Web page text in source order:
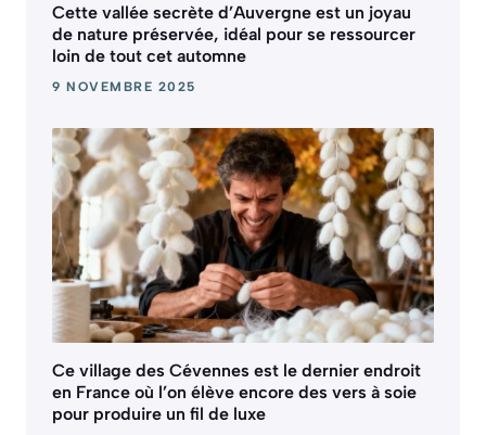
Cette vallée secrète d’Auvergne est un joyau
de nature préservée, idéal pour se ressourcer
loin de tout cet automne
9 NOVEMBRE 2025
Ce village des Cévennes est le dernier endroit
en France où l’on élève encore des vers à soie
pour produire un fil de luxe